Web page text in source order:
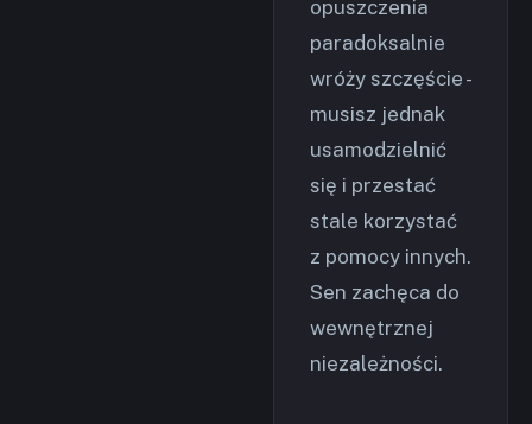
opuszczenia
paradoksalnie
wróży szczęście -
musisz jednak
usamodzielnić
się i przestać
stale korzystać
z pomocy innych.
Sen zachęca do
wewnętrznej
niezależności.